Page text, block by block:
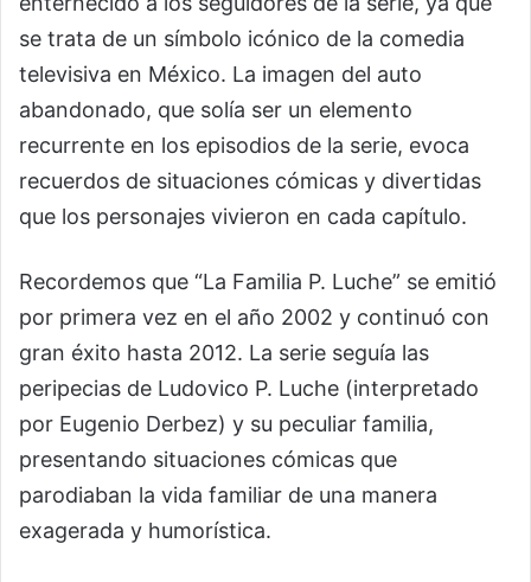
se trata de un símbolo icónico de la comedia
televisiva en México. La imagen del auto
abandonado, que solía ser un elemento
recurrente en los episodios de la serie, evoca
recuerdos de situaciones cómicas y divertidas
que los personajes vivieron en cada capítulo.
Recordemos que “La Familia P. Luche” se emitió
por primera vez en el año 2002 y continuó con
gran éxito hasta 2012. La serie seguía las
peripecias de Ludovico P. Luche (interpretado
por Eugenio Derbez) y su peculiar familia,
presentando situaciones cómicas que
parodiaban la vida familiar de una manera
exagerada y humorística.